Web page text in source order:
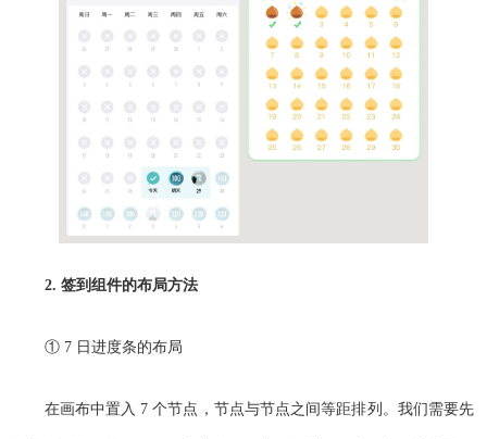
2. 签到组件的布局方法
① 7 日进度条的布局
在画布中置入 7 个节点，节点与节点之间等距排列。我们需要先